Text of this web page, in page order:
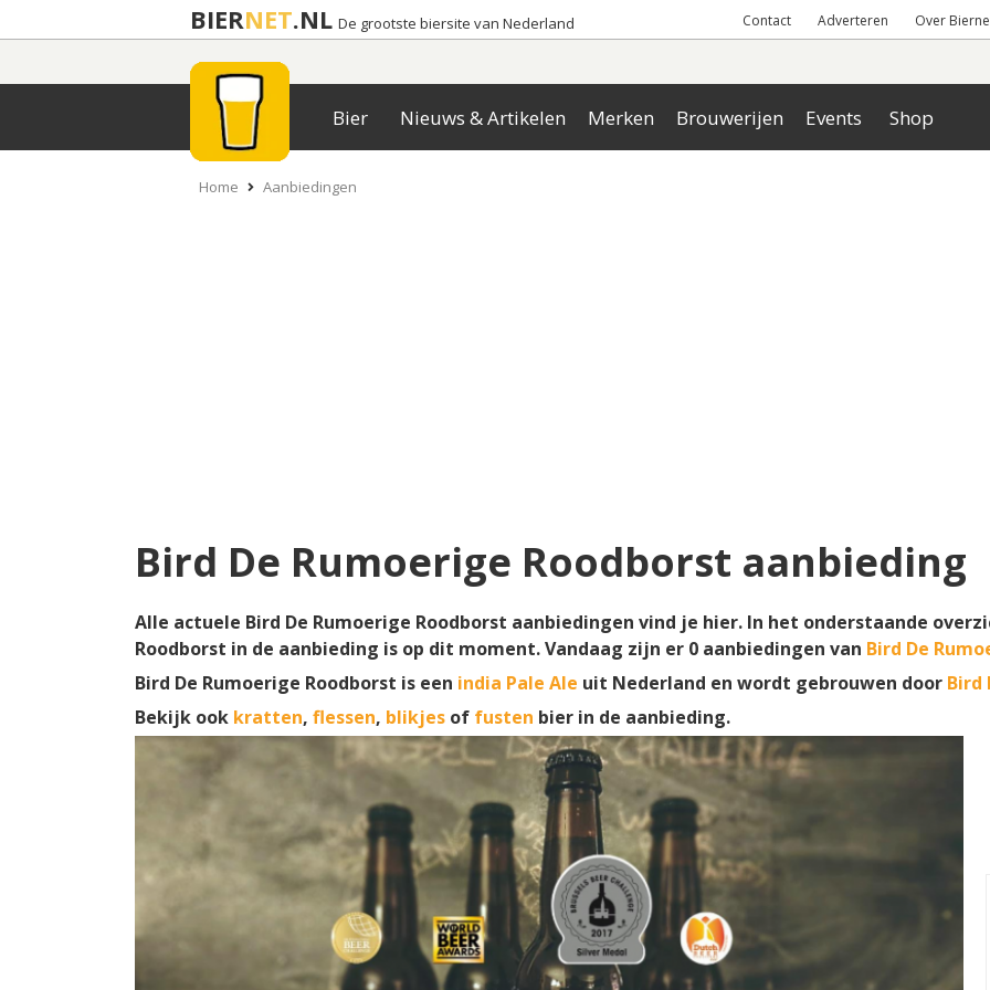
BIERNET.NL De grootste biersite van Nederland Contact Adverteren Over
Bier Nieuws & Artikelen Merken Brouwerijen Events Shop
Home Aanbiedingen
Bird De Rumoerige Roodborst aanbieding
Alle actuele Bird De Rumoerige Roodborst aanbiedingen vind je hier. In het onderstaande
Roodborst in de aanbieding is op dit moment. Vandaag zijn er 0 aanbiedingen van Bird De
Bird De Rumoerige Roodborst is een india Pale Ale uit Nederland en wordt gebrouwen door Bird
Bekijk ook kratten, flessen, blikjes of fusten bier in de aanbieding.